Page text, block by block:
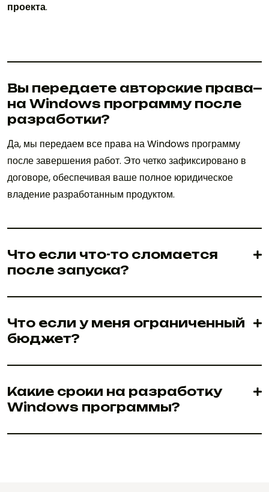
проекта.
Вы передаете авторские права
на Windows программу после
разработки?
Да, мы передаем все права на Windows программу
после завершения работ. Это четко зафиксировано в
договоре, обеспечивая ваше полное юридическое
владение разработанным продуктом.
Что если что-то сломается
после запуска?
Что если у меня ограниченный
бюджет?
Какие сроки на разработку
Windows программы?